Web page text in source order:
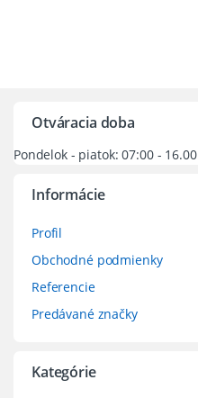
Otváracia doba
Pondelok - piatok: 07:00 - 16.00
Informácie
Profil
Obchodné podmienky
Referencie
Predávané značky
Kategórie